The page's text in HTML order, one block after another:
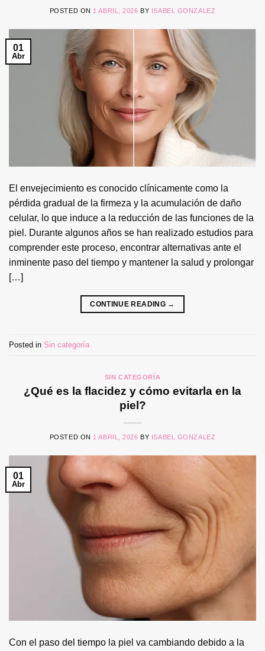
POSTED ON 1 ABRIL, 2026 BY ISABEL GONZALEZ
01
Abr
El envejecimiento es conocido clínicamente como la
pérdida gradual de la firmeza y la acumulación de daño
celular, lo que induce a la reducción de las funciones de la
piel. Durante algunos años se han realizado estudios para
comprender este proceso, encontrar alternativas ante el
inminente paso del tiempo y mantener la salud y prolongar
[…]
CONTINUE READING →
Posted in Sin categoría
SIN CATEGORÍA
¿Qué es la flacidez y cómo evitarla en la
piel?
POSTED ON 1 ABRIL, 2026 BY ISABEL GONZALEZ
01
Abr
Con el paso del tiempo la piel va cambiando debido a la